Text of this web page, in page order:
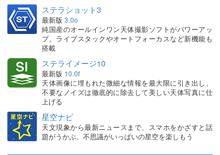
ステラショット3
最新版 3.0o
純国産のオールインワン天体撮影ソフトがパワーアッ
プ。ライブスタックやオートフォーカスなど新機能も
搭載
ステライメージ10
最新版 10.0f
天体画像に埋もれた微細な情報を最大限に引き出し、
不要なノイズは徹底的に除去して美しい天体写真に仕
上げる
星空ナビ
天文現象から最新ニュースまで、スマホをかざすと話
題がうかぶ。不思議がいっぱいの星空を楽しもう